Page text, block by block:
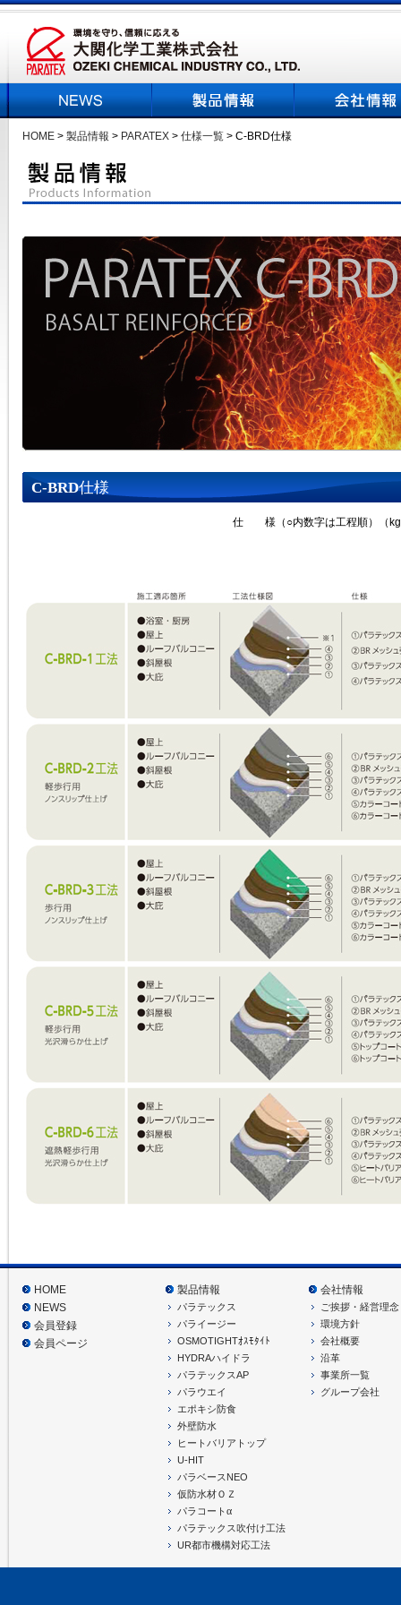
HOME > 製品情報 > PARATEX > 仕様一覧 > C-BRD仕様
C-BRD仕様
仕 様（○内数字は工程順）（
HOME
NEWS
会員登録
会員ページ
製品情報
パラテックス
パライージー
OSMOTIGHTｵｽﾓﾀｲﾄ
HYDRAハイドラ
パラテックスAP
パラウエイ
エポキシ防食
外壁防水
ヒートバリアトップ
U-HIT
パラベースNEO
仮防水材ＯＺ
パラコートα
パラテックス吹付け工法
UR都市機構対応工法
会社情報
ご挨拶・経営理念
環境方針
会社概要
沿革
事業所一覧
グループ会社